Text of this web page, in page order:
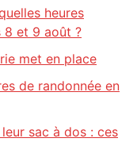
heures
8 et 9 août ?
met en place
de randonnée en
sac à dos : ces